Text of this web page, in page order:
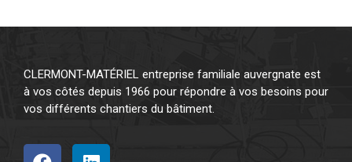
CLERMONT-MATÉRIEL entreprise familiale auvergnate est
à vos côtés depuis 1966 pour répondre à vos besoins pour
vos différents chantiers du bâtiment.